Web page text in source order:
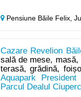
Pensiune Băile Felix,
Cazare Revelion
sală de mese,
terasă, grădină,
Aquapark
Parcul Dealul